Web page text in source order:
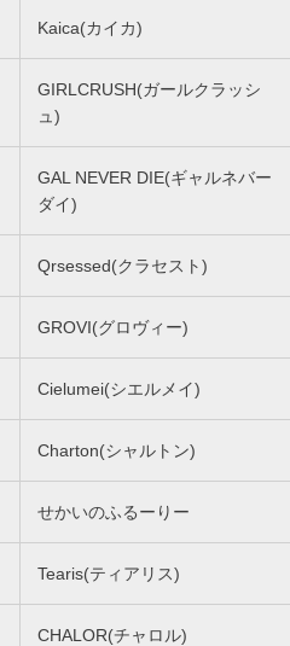
Kaica(カイカ)
GIRLCRUSH(ガールクラッシ
ュ)
GAL NEVER DIE(ギャルネバー
ダイ)
Qrsessed(クラセスト)
GROVI(グロヴィー)
Cielumei(シエルメイ)
Charton(シャルトン)
せかいのふるーりー
Tearis(ティアリス)
CHALOR(チャロル)